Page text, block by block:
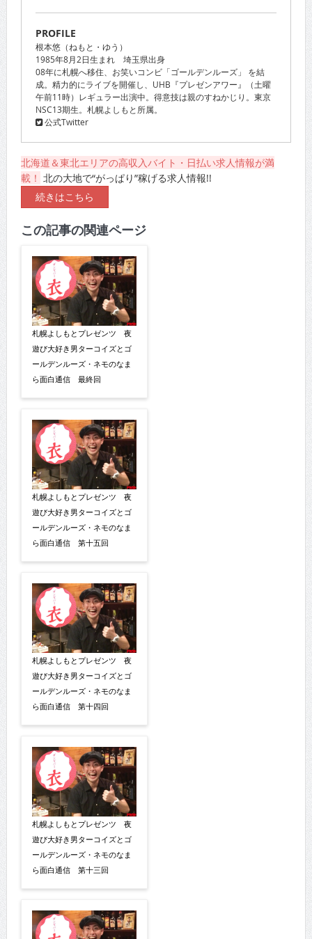
PROFILE
根本悠（ねもと・ゆう）
1985年8月2日生まれ 埼玉県出身
08年に札幌へ移住、お笑いコンビ「ゴールデンルーズ」 を結
成。精力的にライブを開催し、UHB『プレゼンアワー』（土曜
午前11時）レギュラー出演中。得意技は親のすねかじり。東京
NSC13期生。札幌よしもと所属。
公式Twitter
北海道＆東北エリアの高収入バイト・日払い求人情報が満
載！ 北の大地で“がっぱり”稼げる求人情報!!
続きはこちら
この記事の関連ページ
札幌よしもとプレゼンツ 夜
遊び大好き男ターコイズとゴ
ールデンルーズ・ネモのなま
ら面白通信 最終回
札幌よしもとプレゼンツ 夜
遊び大好き男ターコイズとゴ
ールデンルーズ・ネモのなま
ら面白通信 第十五回
札幌よしもとプレゼンツ 夜
遊び大好き男ターコイズとゴ
ールデンルーズ・ネモのなま
ら面白通信 第十四回
札幌よしもとプレゼンツ 夜
遊び大好き男ターコイズとゴ
ールデンルーズ・ネモのなま
ら面白通信 第十三回